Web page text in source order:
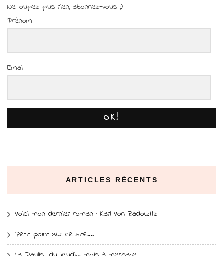
Ne loupez plus rien, abonnez-vous ;)
Prénom
Email
OK!
ARTICLES RÉCENTS
Voici mon dernier roman : Karl Von Radowitz
Petit point sur ce site….